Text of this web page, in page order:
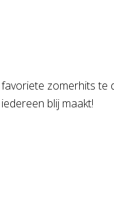
zomerhits te
blij maakt!